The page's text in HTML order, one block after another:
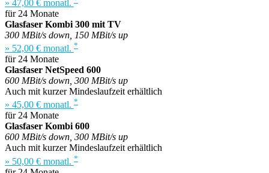
» 47,00 € monatl.
für 24 Monate
Glasfaser Kombi 300 mit TV
300 MBit/s down, 150 MBit/s up
» 52,00 € monatl. *
für 24 Monate
Glasfaser NetSpeed 600
600 MBit/s down, 300 MBit/s up
Auch mit kurzer Mindeslaufzeit erhältlich
» 45,00 € monatl. *
für 24 Monate
Glasfaser Kombi 600
600 MBit/s down, 300 MBit/s up
Auch mit kurzer Mindeslaufzeit erhältlich
» 50,00 € monatl. *